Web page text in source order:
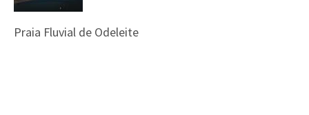
Praia Fluvial de Odeleite